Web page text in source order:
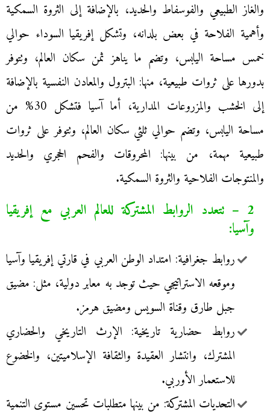
والغاز الطبيعي والفوسفاط والحديد، بالإضافة إلى الثروة السمكية
وأهمية الفلاحة في بعض بلدانه، وتشكل إفريقيا السوداء حوالي
خمس مساحة اليابس، وتضم ما يناهز ثمن سكان العالم، وتتوفر
بدورها على ثروات طبيعية، منها: البترول والمعادن النفسية بالإضافة
إلى الخشب والمزروعات المدارية، أما آسيا فتشكل 30% من
مساحة اليابس، وتضم حوالي ثلثي سكان العالم، وتتوفر على ثروات
طبيعية مهمة، من بينها: المحروقات والفحم الحجري والحديد
والمنتوجات الفلاحية والثروة السمكية.
2 – تتعدد الروابط المشتركة للعالم العربي مع إفريقيا
وآسيا:
روابط جغرافية: امتداد الوطن العربي في قارتي إفريقيا وآسيا
وموقعه الاستراتيجي حيث توجد به معابر دولية، مثل: مضيق
جبل طارق وقناة السويس ومضيق هرمز.
روابط حضارية تاريخية: الإرث التاريخي والحضاري
المشترك، وانتشار العقيدة والثقافة الإسلاميتين، والخضوع
للاستعمار الأوربي.
التحديات المشتركة: من بينها متطلبات تحسين مستوى التنمية